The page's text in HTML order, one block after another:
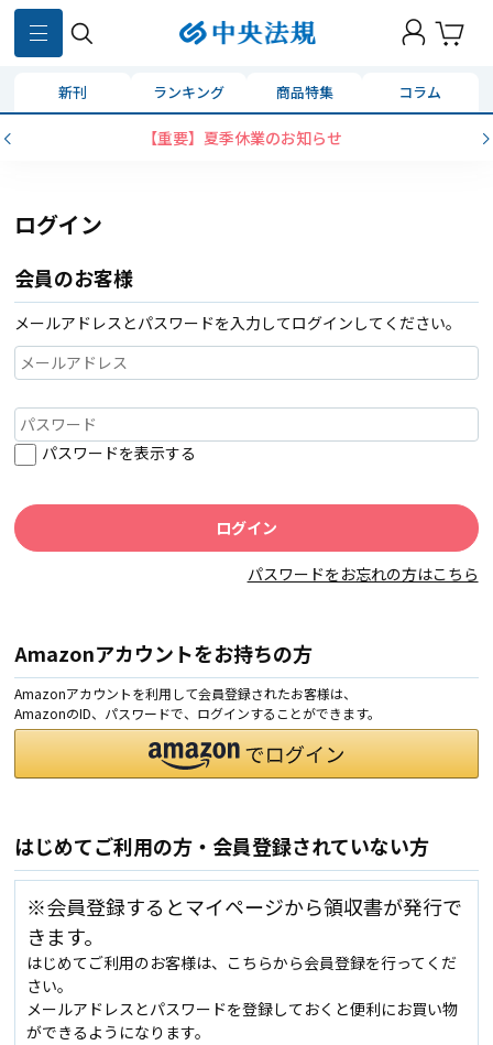
新刊 ランキング 商品特集 コラム
【重要】夏季休業のお知らせ
ログイン
会員のお客様
メールアドレスとパスワードを入力してログインしてください。
パスワードを表示する
パスワードをお忘れの方はこちら
Amazonアカウントをお持ちの方
Amazonアカウントを利用して会員登録されたお客様は、
AmazonのID、パスワードで、ログインすることができます。
はじめてご利用の方・会員登録されていない方
※会員登録するとマイページから領収書が発行で
きます。
はじめてご利用のお客様は、こちらから会員登録を行ってくだ
さい。
メールアドレスとパスワードを登録しておくと便利にお買い物
ができるようになります。